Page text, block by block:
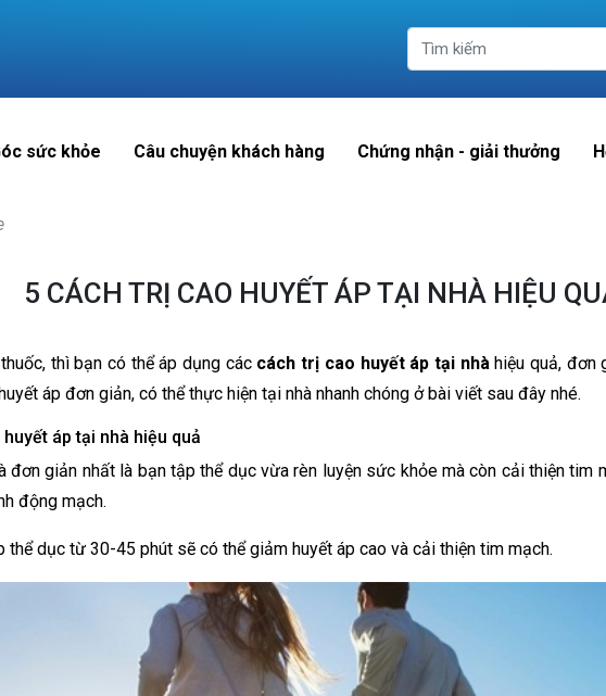
sức khỏe Câu chuyện khách hàng Chứng nhận - giải thưởng
5 CÁCH TRỊ CAO HUYẾT ÁP TẠI NHÀ HIỆU
thì bạn có thể áp dụng các cách trị cao huyết áp tại nhàhiệu quả, đơn
áp đơn giản, có thể thực hiện tại nhà nhanh chóng ở bài viết sau đây nhé.
áp tại nhà hiệu quả
đơn giản nhất là bạn tập thể dục vừa rèn luyện sức khỏe mà còn cải thiện tim
động mạch.
thể dục từ 30-45 phút sẽ có thể giảm huyết áp cao và cải thiện tim mạch.